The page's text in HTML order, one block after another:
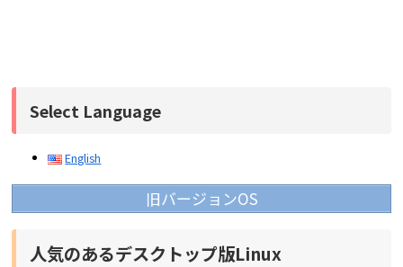
Select Language
English
旧バージョンOS
人気のあるデスクトップ版Linux